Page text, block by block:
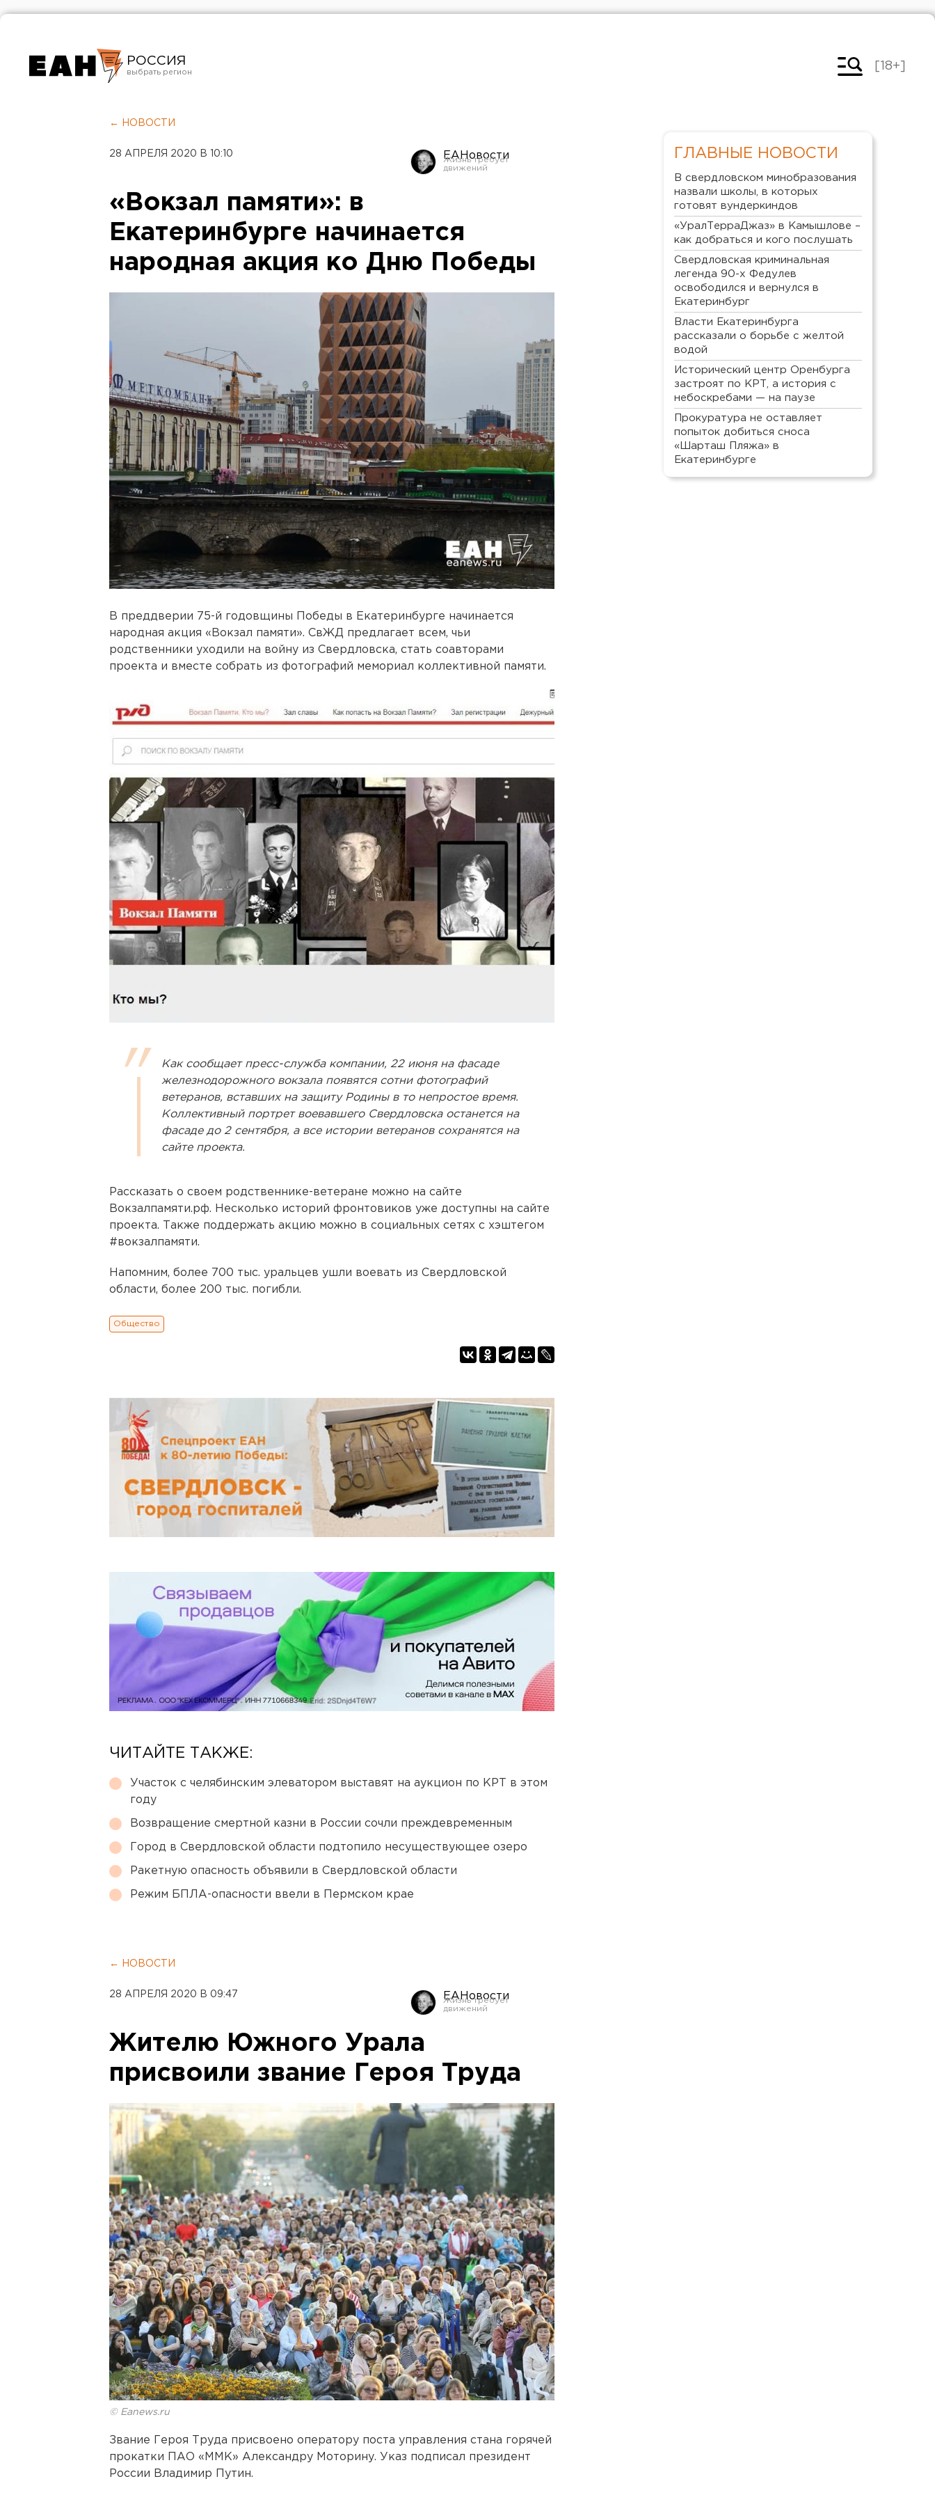
РОССИЯ
Челябинск
[18+]
← НОВОСТИ
28 АПРЕЛЯ 2020 В 10:10 ЕАНовости
«Вокзал памяти»: в
Екатеринбурге начинается
народная акция ко Дню Победы
В преддверии 75-й годовщины Победы в Екатеринбурге начинается
народная акция «Вокзал памяти». СвЖД предлагает всем, чьи
родственники уходили на войну из Свердловска, стать соавторами
проекта и вместе собрать из фотографий мемориал коллективной памяти.
Как сообщает пресс-служба компании, 22 июня на фасаде
железнодорожного вокзала появятся сотни фотографий
ветеранов, вставших на защиту Родины в то непростое время.
Коллективный портрет воевавшего Свердловска останется на
фасаде до 2 сентября, а все истории ветеранов сохранятся на
сайте проекта.
Рассказать о своем родственнике-ветеране можно на сайте
Вокзалпамяти.рф. Несколько историй фронтовиков уже доступны на сайте
проекта. Также поддержать акцию можно в социальных сетях с хэштегом
#вокзалпамяти.
Напомним, более 700 тыс. уральцев ушли воевать из Свердловской
области, более 200 тыс. погибли.
Общество
ЧИТАЙТЕ ТАКЖЕ:
Участок с челябинским элеватором выставят на аукцион по КРТ в этом
году
Возвращение смертной казни в России сочли преждевременным
Город в Свердловской области подтопило несуществующее озеро
Ракетную опасность объявили в Свердловской области
Режим БПЛА-опасности ввели в Пермском крае
← НОВОСТИ
28 АПРЕЛЯ 2020 В 09:47 ЕАНовости
Жителю Южного Урала
присвоили звание Героя Труда
© Eanews.ru
Звание Героя Труда присвоено оператору поста управления стана горячей
прокатки ПАО «ММК» Александру Моторину. Указ подписал президент
России Владимир Путин.
ГЛАВНЫЕ НОВОСТИ
В свердловском минобразования
назвали школы, в которых
готовят вундеркиндов
«УралТерраДжаз» в Камышлове –
как добраться и кого послушать
Свердловская криминальная
легенда 90-х Федулев
освободился и вернулся в
Екатеринбург
Власти Екатеринбурга
рассказали о борьбе с желтой
водой
Исторический центр Оренбурга
застроят по КРТ, а история с
небоскребами — на паузе
Прокуратура не оставляет
попыток добиться сноса
«Шарташ Пляжа» в
Екатеринбурге